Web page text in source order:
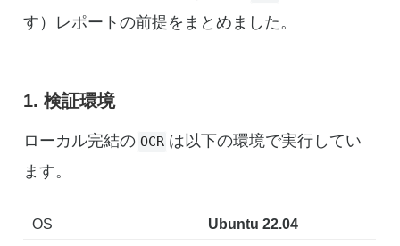
す）レポートの前提をまとめました。
1. 検証環境
ローカル完結の OCR は以下の環境で実行してい
ます。
OS Ubuntu 22.04